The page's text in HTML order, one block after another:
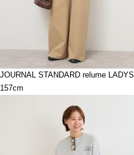
JOURNAL STANDARD relume LADYS
157cm